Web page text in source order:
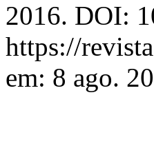
2016. DOI:
https://
em: 8 ago.